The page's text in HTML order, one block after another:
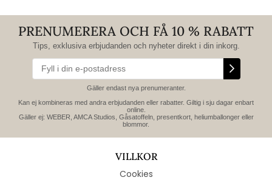
PRENUMERERA OCH FÅ 10 % RABATT
Tips, exklusiva erbjudanden och nyheter direkt i din inkorg.
Gäller endast nya prenumeranter.
Kan ej kombineras med andra erbjudanden eller rabatter. Giltig i sju dagar enbart
online.
Gäller ej: WEBER, AMCA Studios, Gåsatoffeln, presentkort, heliumballonger eller
blommor.
VILLKOR
Cookies